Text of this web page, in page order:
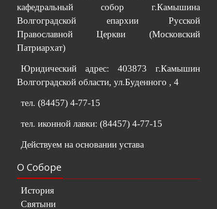
кафедральный собор г.Камышина
Волгоградской епархии Русской
Православной Церкви (Московский
Патриархат)
Юридический адрес: 403873 г.Камышин
Волгоградской области, ул.Буденного , 4
тел. (84457) 4-77-15
тел. иконной лавки: (84457) 4-77-15
Действуем на основании устава
О Соборе
История
Святыни